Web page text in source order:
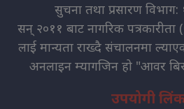
सुचना तथा प्रसारण
सन् २०११ बाट नागरिक
लाई मान्यता राख्दै संचालनमा
अनलाइन म्यागजिन हो "आवर
उपयोगी